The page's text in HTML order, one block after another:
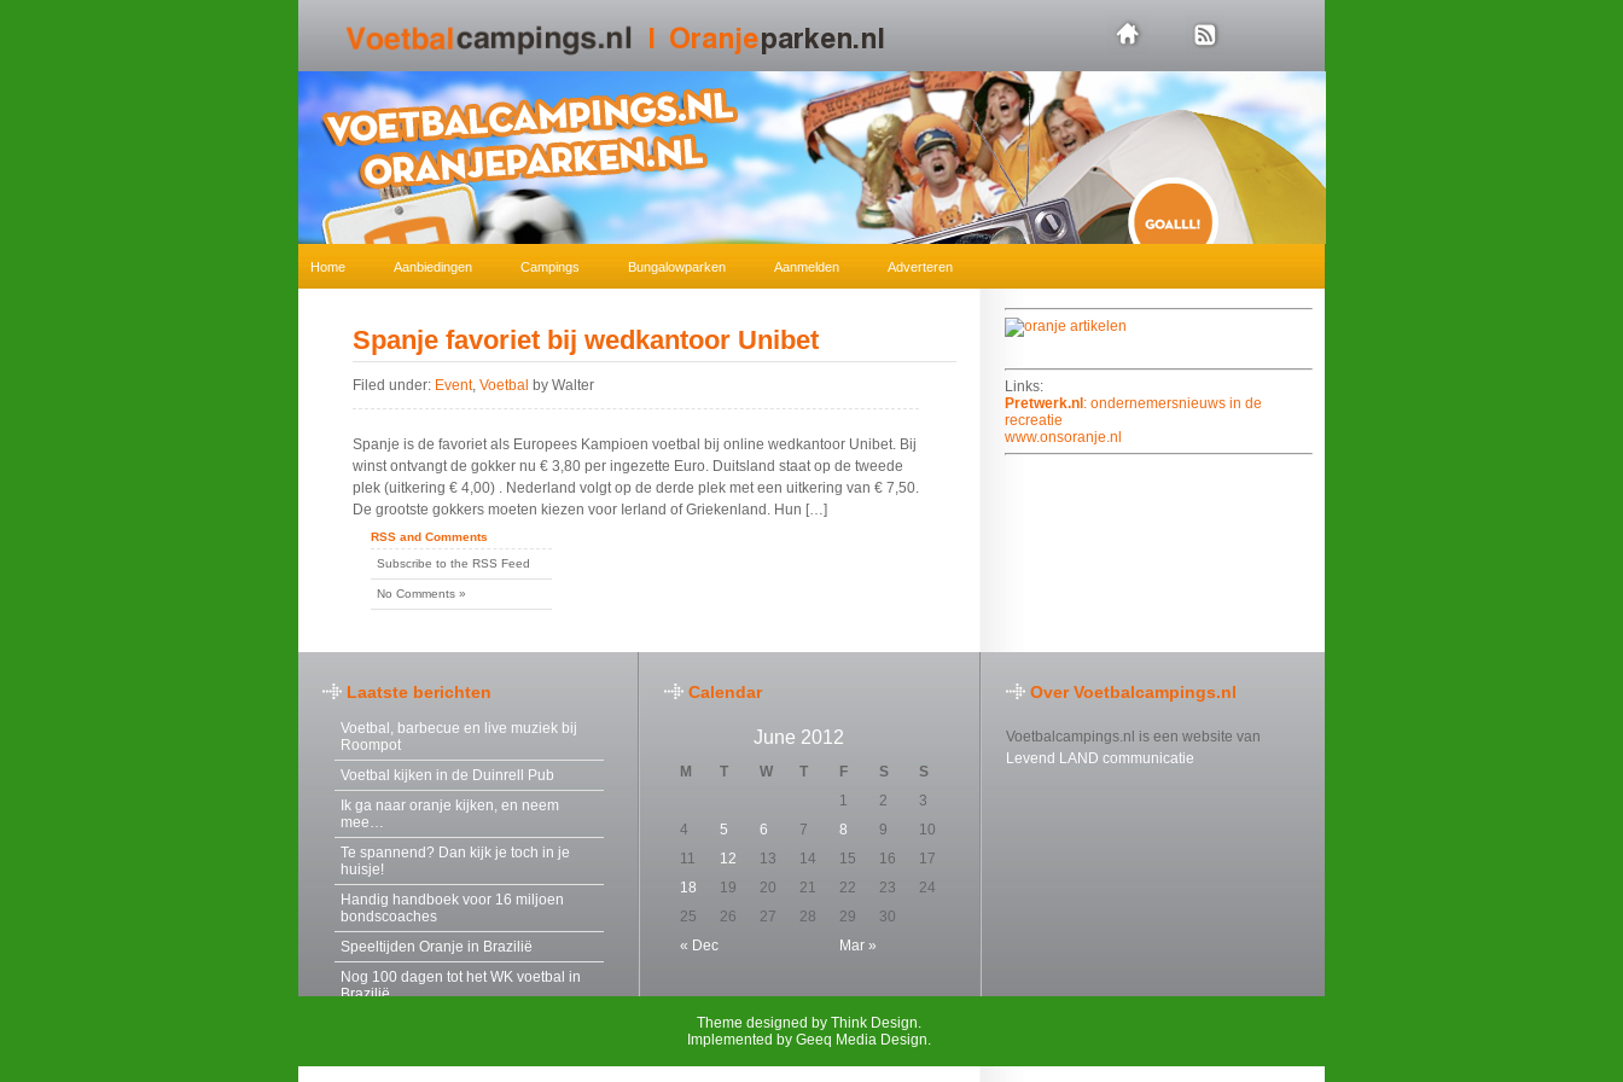
Home Aanbiedingen Campings Bungalowparken Aanmelden Adverteren
Spanje favoriet bij wedkantoor Unibet
Filed under: Event, Voetbal by Walter
Spanje is de favoriet als Europees Kampioen voetbal bij online wedkantoor Unibet. Bij
winst ontvangt de gokker nu € 3,80 per ingezette Euro. Duitsland staat op de tweede
plek (uitkering € 4,00) . Nederland volgt op de derde plek met een uitkering van € 7,50.
De grootste gokkers moeten kiezen voor Ierland of Griekenland. Hun […]
RSS and Comments
Subscribe to the RSS Feed
No Comments »
Links:
Pretwerk.nl : ondernemersnieuws in de
recreatie
www.onsoranje.nl
Laatste berichten
Voetbal, barbecue en live muziek bij
Roompot
Voetbal kijken in de Duinrell Pub
Ik ga naar oranje kijken, en neem
mee…
Te spannend? Dan kijk je toch in je
huisje!
Handig handboek voor 16 miljoen
bondscoaches
Speeltijden Oranje in Brazilië
Nog 100 dagen tot het WK voetbal in
Brazilië
Centerparcs EK voetbalfeest en
Calendar
June 2012
M T W T F S S
« Dec Mar »
1 2
3
4
5 6 7 8 9
10
11
12 13 14 15 16
17
18
19 20 21 22 23
24
25
26 27 28 29 30
Over Voetbalcampings.nl
Voetbalcampings.nl is een website van
Levend LAND communicatie
Theme designed by Think Design.
Implemented by Geeq Media Design.